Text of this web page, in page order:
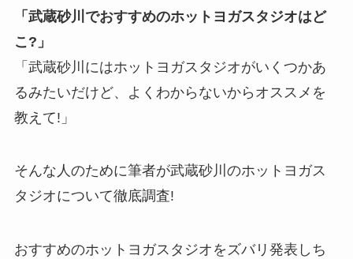
「武蔵砂川でおすすめのホットヨガスタジオはど
こ?」
「武蔵砂川にはホットヨガスタジオがいくつかあ
るみたいだけど、よくわからないからオススメを
教えて!」
そんな人のために筆者が武蔵砂川のホットヨガス
タジオについて徹底調査!
おすすめのホットヨガスタジオをズバリ発表しち